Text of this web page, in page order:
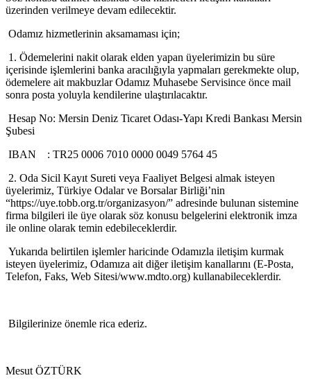
üzerinden verilmeye devam edilecektir.
Odamız hizmetlerinin aksamaması için;
1. Ödemelerini nakit olarak elden yapan üyelerimizin bu süre
içerisinde işlemlerini banka aracılığıyla yapmaları gerekmekte olup,
ödemelere ait makbuzlar Odamız Muhasebe Servisince önce mail
sonra posta yoluyla kendilerine ulaştırılacaktır.
Hesap No: Mersin Deniz Ticaret Odası-Yapı Kredi Bankası Mersin
Şubesi
IBAN : TR25 0006 7010 0000 0049 5764 45
2. Oda Sicil Kayıt Sureti veya Faaliyet Belgesi almak isteyen
üyelerimiz, Türkiye Odalar ve Borsalar Birliği’nin
“https://uye.tobb.org.tr/organizasyon/” adresinde bulunan sistemine
firma bilgileri ile üye olarak söz konusu belgelerini elektronik imza
ile online olarak temin edebileceklerdir.
Yukarıda belirtilen işlemler haricinde Odamızla iletişim kurmak
isteyen üyelerimiz, Odamıza ait diğer iletişim kanallarını (E-Posta,
Telefon, Faks, Web Sitesi/www.mdto.org) kullanabileceklerdir.
Bilgilerinize önemle rica ederiz.
Mesut ÖZTÜRK